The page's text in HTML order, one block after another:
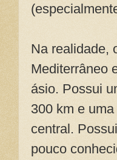
Na realidade,
Mediterrâneo
ásio. Possui
300 km e
central.
pouco